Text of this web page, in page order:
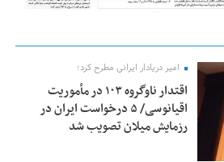
امیر دریادار ایرانی مطرح کرد؛
اقتدار ناوگروه ۱۰۳ در مأموریت‌
اقیانوسی/ ۵ درخواست ایران در
رزمایش میلان تصویب شد